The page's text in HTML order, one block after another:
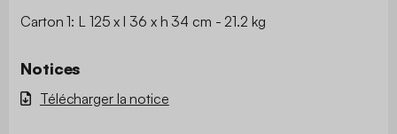
Carton 1: L 125 x l 36 x h 34 cm - 21.2 kg
Notices
Télécharger la notice